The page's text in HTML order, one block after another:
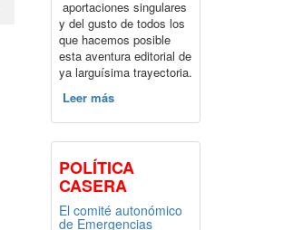
aportaciones singulares
y del gusto de todos los
que hacemos posible
esta aventura editorial de
ya larguísima trayectoria.
Leer más
POLÍTICA
CASERA
El comité autonómico
de Emergencias